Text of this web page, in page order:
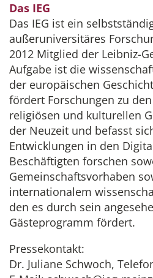
Das IEG
Das IEG ist ein
außeruniversitäres
2012 Mitglied der Leibniz-
Aufgabe ist die
der europäischen
fördert Forschungen zu
religiösen und kulturellen
der Neuzeit und befasst
Entwicklungen in den
Beschäftigten forschen
Gemeinschaftsvorhaben
internationalem
den es durch sein
Gästeprogramm fördert.
Pressekontakt:
Dr. Juliane Schwoch,